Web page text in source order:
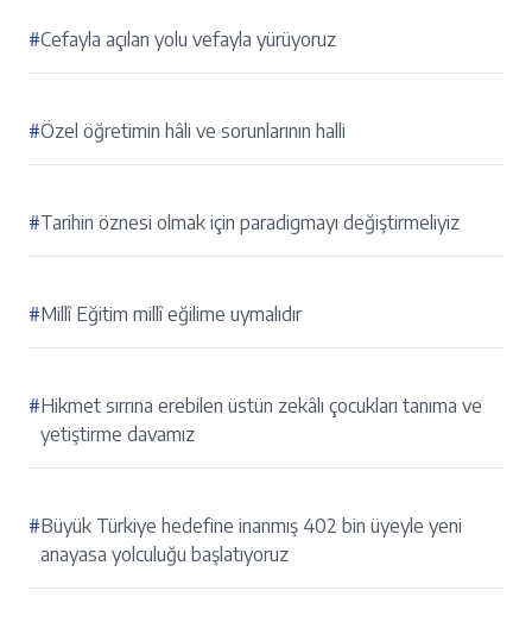
#Cefayla açılan yolu vefayla yürüyoruz
#Özel öğretimin hâli ve sorunlarının halli
#Tarihin öznesi olmak için paradigmayı değiştirmeliyiz
#Millî Eğitim millî eğilime uymalıdır
#Hikmet sırrına erebilen üstün zekâlı çocukları tanıma ve
yetiştirme davamız
#Büyük Türkiye hedefine inanmış 402 bin üyeyle yeni
anayasa yolculuğu başlatıyoruz